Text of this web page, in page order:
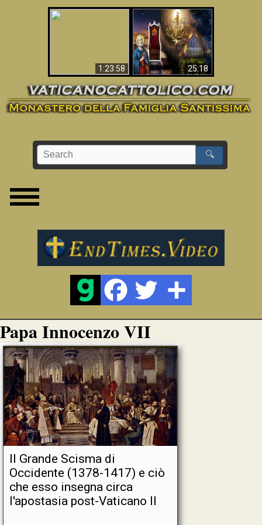
1:23:58 25:18
La Bibbia ha previsto
70 anni senza Papa?
🔍
Papa Innocenzo VII
Il Grande Scisma di
Occidente (1378-1417) e ciò
che esso insegna circa
l'apostasia post-Vaticano II